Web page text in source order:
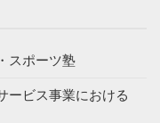
スポーツ塾
ービス事業における